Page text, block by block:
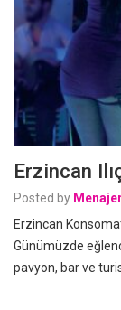
Erzincan
Posted by
Erzincan
Günümüzde
pavyon, bar ve